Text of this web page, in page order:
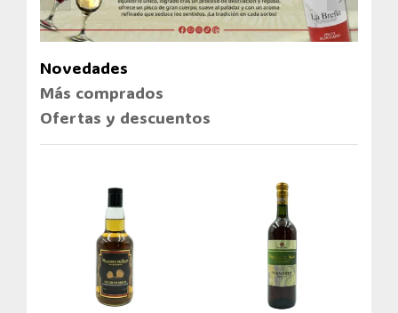
Novedades
Más comprados
Ofertas y descuentos